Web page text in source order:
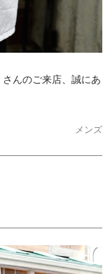
んのご来店、誠にあ
メンズ